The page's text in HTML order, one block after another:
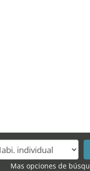
Mas opciones de